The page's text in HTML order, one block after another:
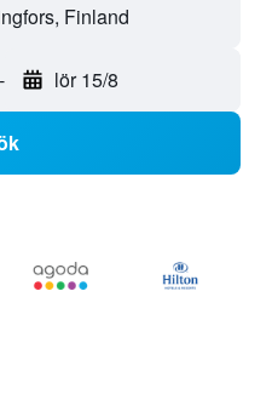
Finland
- lör 15/8